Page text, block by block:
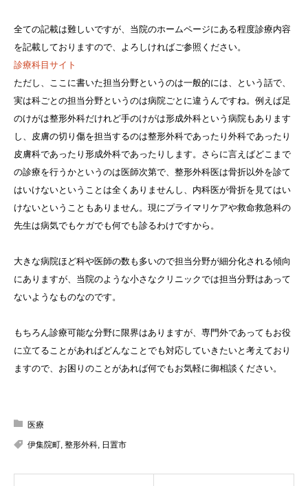
全ての記載は難しいですが、当院のホームページにある程度診療内容
を記載しておりますので、よろしければご参照ください。
診療科目サイト
ただし、ここに書いた担当分野というのは一般的には、という話で、
実は科ごとの担当分野というのは病院ごとに違うんですね。例えば足
のけがは整形外科だけれど手のけがは形成外科という病院もあります
し、皮膚の切り傷を担当するのは整形外科であったり外科であったり
皮膚科であったり形成外科であったりします。さらに言えばどこまで
の診療を行うかというのは医師次第で、整形外科医は骨折以外を診て
はいけないということは全くありませんし、内科医が骨折を見てはい
けないということもありません。現にプライマリケアや救命救急科の
先生は病気でもケガでも何でも診るわけですから。
大きな病院ほど科や医師の数も多いので担当分野が細分化される傾向
にありますが、当院のような小さなクリニックでは担当分野はあって
ないようなものなのです。
もちろん診療可能な分野に限界はありますが、専門外であってもお役
に立てることがあればどんなことでも対応していきたいと考えており
ますので、お困りのことがあれば何でもお気軽に御相談ください。
医療
伊集院町, 整形外科, 日置市